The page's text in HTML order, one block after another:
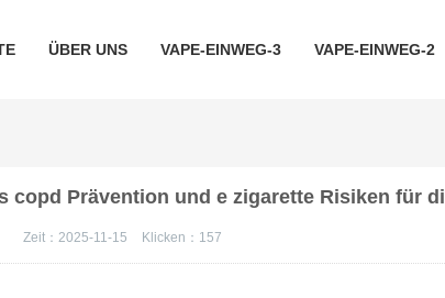
ÜBER UNS VAPE-EINWEG-3 VAPE-EINWEG-2
copd Prävention und e zigarette Risiken für
Zeit：2025-11-15 Klicken： 157